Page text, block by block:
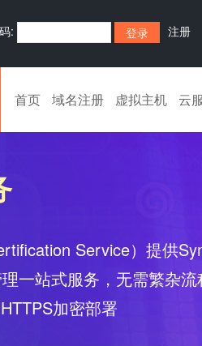
: 注册
首页 域名注册 虚拟主机 云
Service）提供
一站式服务，无需繁杂
加密部署